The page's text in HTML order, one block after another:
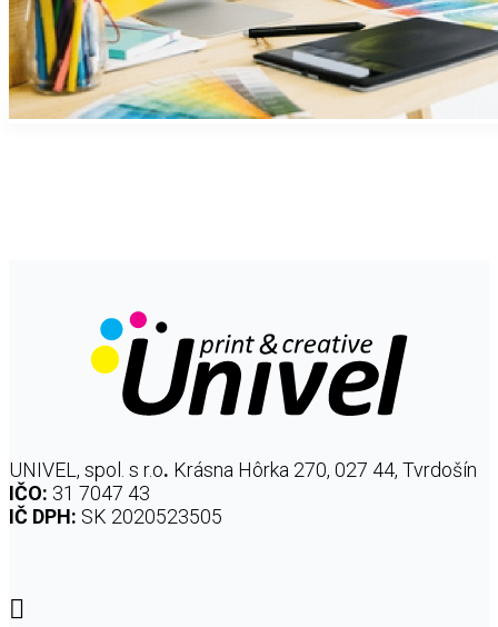
UNIVEL, spol. s r.o. Krásna Hôrka 270, 027 44, Tvrdošín
IČO: 31 7047 43
IČ DPH: SK 2020523505
